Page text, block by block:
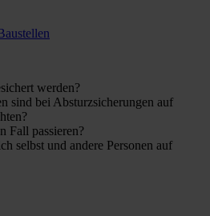
werden?
sind bei Absturzsicherungen auf
Fall passieren?
selbst und andere Personen auf